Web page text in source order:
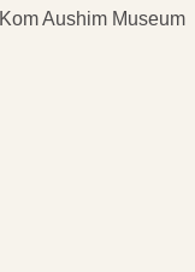
Kom Aushim Museum